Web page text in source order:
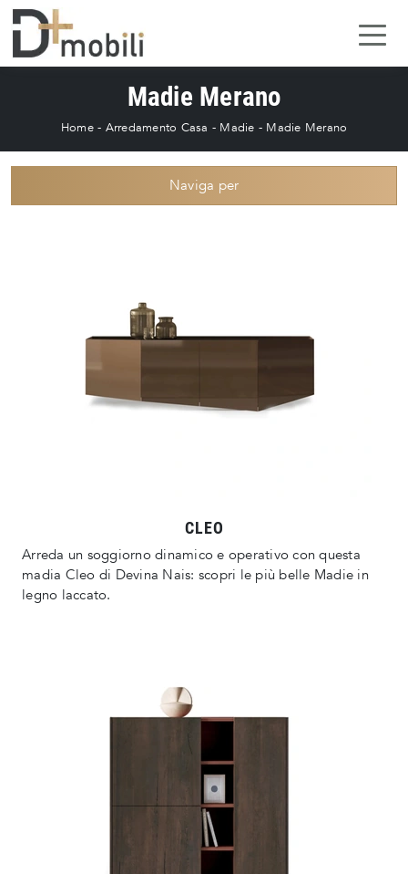
Madie Merano
Home- Arredamento Casa - Madie - Madie Merano
Naviga per
CLEO
Arreda un soggiorno dinamico e operativo con questa
madia Cleo di Devina Nais: scopri le più belle Madie in
legno laccato.